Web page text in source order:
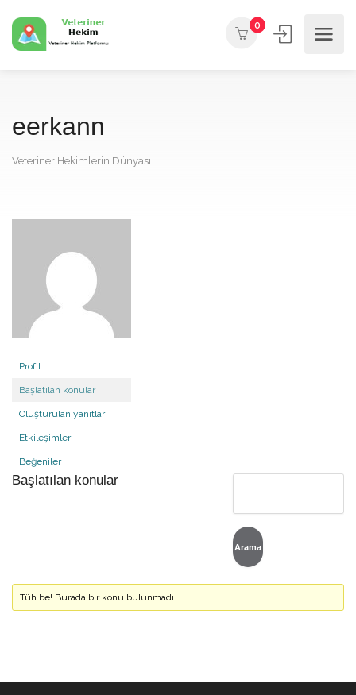
0
eerkann
Veteriner Hekimlerin Dünyası
Profil
Başlatılan konular
Oluşturulan yanıtlar
Etkileşimler
Beğeniler
Başlatılan konular
Tüh be! Burada bir konu bulunmadı.